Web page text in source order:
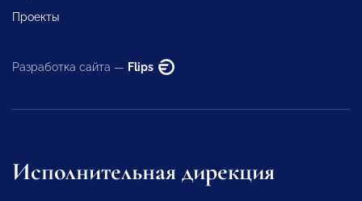
Проекты
Разработка сайта — Flips
Исполнительная дирекция